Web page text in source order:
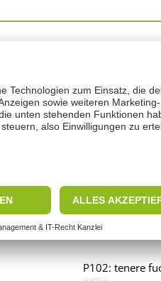
648/2004, composizione: ≥
P102: tenere